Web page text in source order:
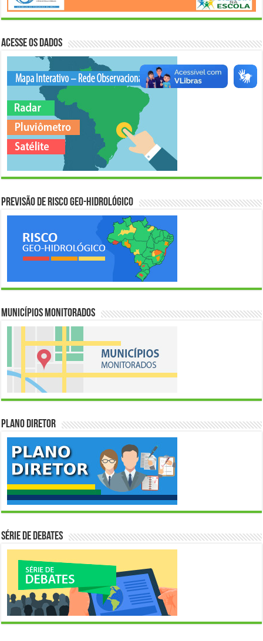
Acesse os Dados
Previsão de Risco Geo-Hidrológico
Municípios Monitorados
Plano Diretor
Série de Debates